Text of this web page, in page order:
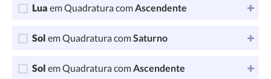
Lua em Quadratura comAscendente
Sol em Quadratura comSaturno
Sol em Quadratura comAscendente